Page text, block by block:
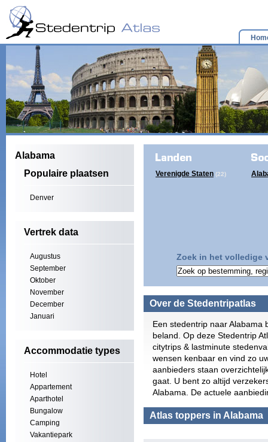
Alabama
Populaire plaatsen
Denver
Vertrek data
Augustus
September
Oktober
November
December
Januari
Accommodatie types
Hotel
Appartement
Aparthotel
Bungalow
Camping
Vakantiepark
Verenigde Staten (22)
Zoek in het volledige
Over de Stedentripatlas
Een stedentrip naar Alabama
beland. Op deze Stedentrip
citytrips & lastminute
wensen kenbaar en vind zo
aanbieders staan
gaat. U bent zo altijd
Alabama. De actuele
Atlas toppers in Alabama